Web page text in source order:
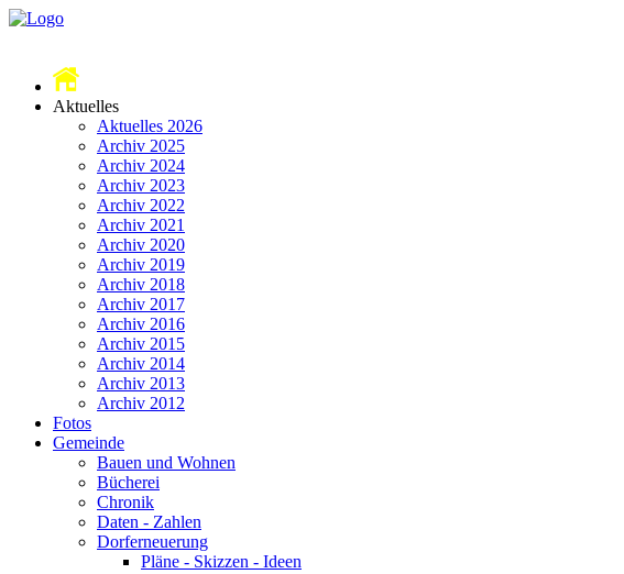
Aktuelles
Aktuelles 2026
Archiv 2025
Archiv 2024
Archiv 2023
Archiv 2022
Archiv 2021
Archiv 2020
Archiv 2019
Archiv 2018
Archiv 2017
Archiv 2016
Archiv 2015
Archiv 2014
Archiv 2013
Archiv 2012
Fotos
Gemeinde
Bauen und Wohnen
Bücherei
Chronik
Daten - Zahlen
Dorferneuerung
Pläne - Skizzen - Ideen